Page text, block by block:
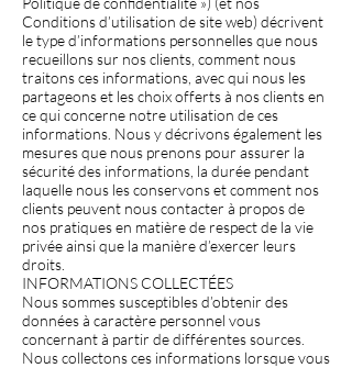
Conditions d’utilisation de site web) décrivent
le type d’informations personnelles que nous
recueillons sur nos clients, comment nous
traitons ces informations, avec qui nous les
partageons et les choix offerts à nos clients en
ce qui concerne notre utilisation de ces
informations. Nous y décrivons également les
mesures que nous prenons pour assurer la
sécurité des informations, la durée pendant
laquelle nous les conservons et comment nos
clients peuvent nous contacter à propos de
nos pratiques en matière de respect de la vie
privée ainsi que la manière d’exercer leurs
droits.
INFORMATIONS COLLECTÉES
Nous sommes susceptibles d’obtenir des
données à caractère personnel vous
concernant à partir de différentes sources.
Nous collectons ces informations lorsque vous